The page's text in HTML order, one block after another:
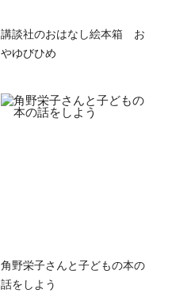
講談社のおはなし絵本箱 お
やゆびひめ
角野栄子さんと子どもの本の
話をしよう